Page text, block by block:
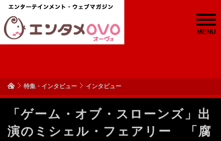
MENU
特集・インタビュー インタビュー
「ゲーム・オブ・スローンズ」出
演のミシェル・フェアリー 「腐